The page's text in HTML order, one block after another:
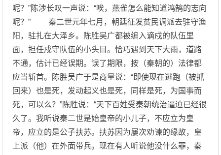
呢？”陈涉长叹一声说：“唉，燕雀怎么能知道鸿鹄的志向
呢？” 秦二世元年七月，朝廷征发贫民调派去驻守渔
阳，驻扎在大泽乡。陈胜吴广都被编入谪戍的队伍里
面，担任戍守队伍的小头目。恰巧遇到天下大雨，道路
不通，估计已经误期。误了期限，按（秦朝的）法律都
应当斩首。陈胜吴广于是商量说：“即使现在逃跑（被抓
回来）也是死，发动起义也是死，同样是死，为国事而
死，可以么？”陈胜说：“天下百姓受秦朝统治逼迫已经很
久了。我听说秦二世是始皇帝的小儿子，不应立为皇
帝，应立的是公子扶苏。扶苏因为屡次劝谏的缘故，皇
上派（他）在外面带兵。现在有人听说他没什么罪，秦